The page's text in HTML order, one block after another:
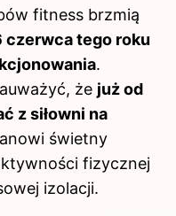
fitness brzmią
czerwca tego roku
.
że już od
z siłowni na
świetny
fizycznej
izolacji.